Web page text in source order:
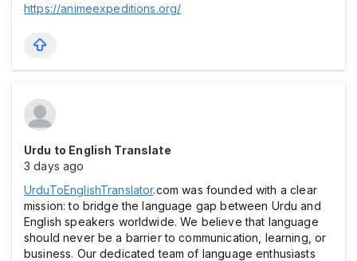
https://animeexpeditions.org/
Urdu to English Translate
3 days ago
UrduToEnglishTranslator.com was founded with a clear
mission: to bridge the language gap between Urdu and
English speakers worldwide. We believe that language
should never be a barrier to communication, learning, or
business. Our dedicated team of language enthusiasts